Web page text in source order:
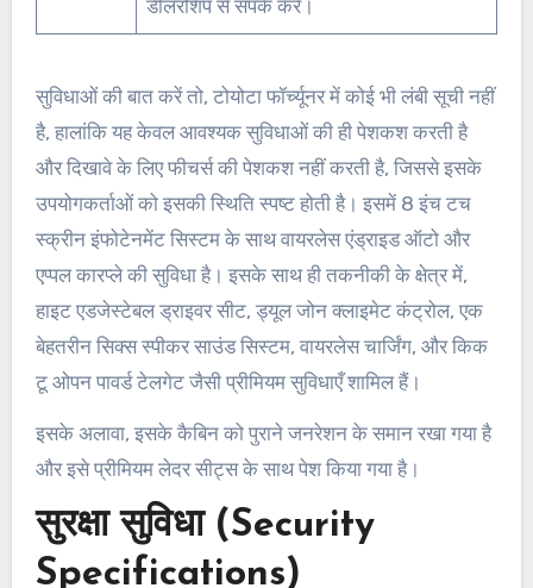
डीलरशिप से संपर्क करें।
सुविधाओं की बात करें तो, टोयोटा फॉर्च्यूनर में कोई भी लंबी सूची नहीं
है, हालांकि यह केवल आवश्यक सुविधाओं की ही पेशकश करती है
और दिखावे के लिए फीचर्स की पेशकश नहीं करती है, जिससे इसके
उपयोगकर्ताओं को इसकी स्थिति स्पष्ट होती है। इसमें 8 इंच टच
स्क्रीन इंफोटेनमेंट सिस्टम के साथ वायरलेस एंड्राइड ऑटो और
एप्पल कारप्ले की सुविधा है। इसके साथ ही तकनीकी के क्षेत्र में,
हाइट एडजेस्टेबल ड्राइवर सीट, ड्यूल जोन क्लाइमेट कंट्रोल, एक
बेहतरीन सिक्स स्पीकर साउंड सिस्टम, वायरलेस चार्जिंग, और किक
टू ओपन पावर्ड टेलगेट जैसी प्रीमियम सुविधाएँ शामिल हैं।
इसके अलावा, इसके कैबिन को पुराने जनरेशन के समान रखा गया है
और इसे प्रीमियम लेदर सीट्स के साथ पेश किया गया है।
सुरक्षा सुविधा (Security
Specifications)